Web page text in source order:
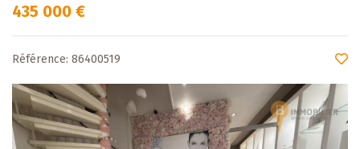
435 000 €
Référence: 86400519